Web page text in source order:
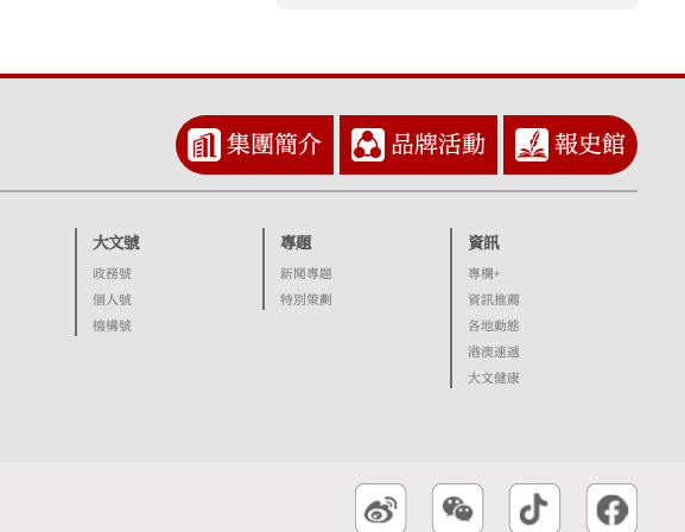
集團簡介 品牌活動 報史館
大文號
政務號
個人號
機構號
專題
新聞專題
特別策劃
資訊
專欄+
資訊推薦
各地動態
港澳速遞
大文健康